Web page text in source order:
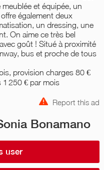
et équipée, un
également deux
un dressing, une
On aime ce très bel
goût ! Situé à proximité
bus et proche de tous
provision charges 80 €
1 250 € par mois
Report this ad
Bonamano
user